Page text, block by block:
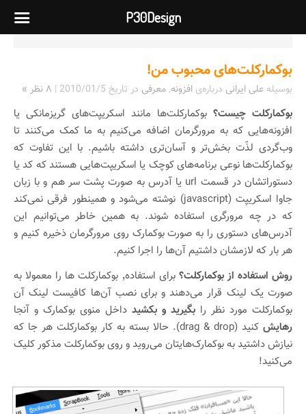
بوکمارکلت‌های محبوب من!
بوسیله علی ایرانی درباره‌ی افزونه,معرفی در تاریخ 2010/01/5
| ۸ نظر »
بوکمارکلت چیست؟ بوکمارکلت‌ها مانند اسکریپت‌های گریزمانکی یا
افزونه‌هایی که به مرورگرمان اضافه می‌کنیم به ما کمک می‌کنند تا
وب‌گردی لذّت بخش‌تر و آسان‌تری داشته باشیم. با این تفاوت که
بوکمارکلت‌ها نوعی برنامه‌های کوچک یا اسکریپت‌هایی هستند که کد یا
دستوراتشان در قسمت url یا آدرس به صورت پشت سر هم و با زبان
جاوا اسکریپت (javascript) نوشته می‌شود و همینطور فرقی نمی‌کند
که در چه مرورگری استفاده شوند. به همین خاطر می‌توانیم این
آدرس‌های دستوری را به صورت بوکمارک روی مرورگرمان ذخیره کنیم و
هر بار که لازمشان داشتیم آن‌ها را اجرا کنیم.
روش استفاده از بوکمارکلت؟
برای استفاده٬ بوکمارکلت ها را معمولا به
صورت یک لینک قرار می‌دهند و برای نصب آن‌ها کافیست لینک آن
بوکمارکلت مورد نظر را بگیرید و بکشید داخل منوی بوکمارک و آنجا
رهایش
کنید (drag & drop). حالا بسته به کار بوکمارکلت هر جا که
نیازش داشتید به بوکمارک‌هایتان می‌روید و روی بوکمارکلت مذکور کلیک
می‌کنید!
P30Design